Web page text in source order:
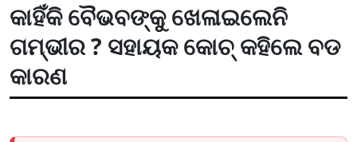
କାହିଁକି ବୈଭବଙ୍କୁ ଖେଳାଇଲେନି
ଗମ୍ଭୀର ? ସହାୟକ କୋଚ୍ କହିଲେ ବଡ
କାରଣ